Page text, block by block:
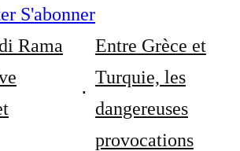
S'abonner
Rama
Entre Grèce et
Turquie, les
dangereuses
provocations